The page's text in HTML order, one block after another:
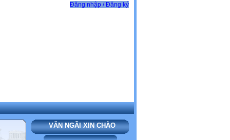
Đăng nhập / Đăng ký
VĂN NGÃI XIN CHÀO